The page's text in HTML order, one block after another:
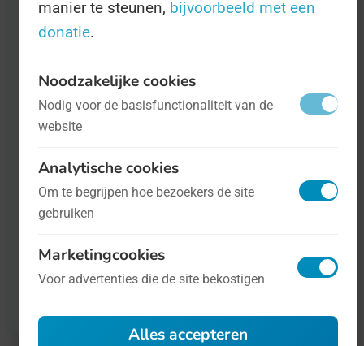
dat er een landelijk protocol moet komen
voor de behandeling van HG. En hoe doe je
ook bedoeld om aandacht te vragen en zo
geld in te zamelen om meer vrouwen met dit
probleem te helpen.
Meer informatie is te vinden opde website
manier te steunen, bijvoorbeeld met een
donatie.
Noodzakelijke cookies
Nodig voor de basisfunctionaliteit van de
website
Analytische cookies
Om te begrijpen hoe bezoekers de site
gebruiken
Marketingcookies
Voor advertenties die de site bekostigen
Alles accepteren